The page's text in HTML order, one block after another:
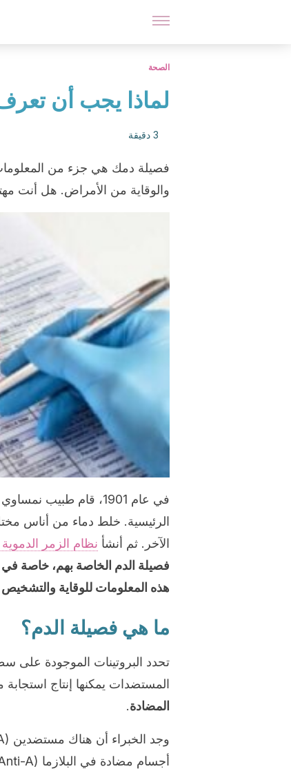
الصحة
لماذا يجب أن
3 دقيقة
فصيلة دمك هي جزء من المعلومات
والوقاية من الأمراض. هل أنت
في عام 1901، قام
الرئيسية. خلط دماء من أناس
الآخر. ثم أنشأ نظام الزمر الدموية ABO
فصيلة الدم الخاصة بهم، خاصة
هذه المعلومات للوقاية
ما هي فصيلة الدم؟
تحدد البروتينات الموجودة على
المستضدات يمكنها إنتاج
المضادة.
أجسام مضادة في البلازما (Anti-A و Anti-B).